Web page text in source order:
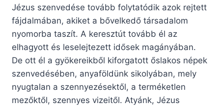
Jézus szenvedése tovább folytatódik azok rejtett
fájdalmában, akiket a bővelkedő társadalom
nyomorba taszít. A keresztút tovább él az
elhagyott és leselejtezett idősek magányában.
De ott él a gyökereikből kiforgatott őslakos népek
szenvedésében, anyaföldünk sikolyában, mely
nyugtalan a szennyezésektől, a terméketlen
mezőktől, szennyes vizeitől. Atyánk, Jézus